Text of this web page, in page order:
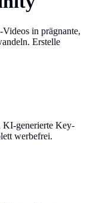
in prägnante,
Erstelle
KI-generierte Key-
werbefrei.